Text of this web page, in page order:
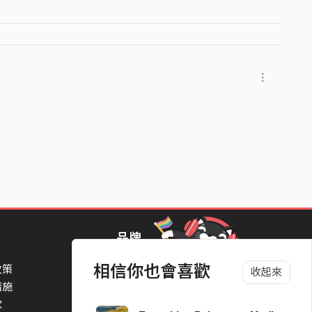
相信你也會喜歡 收起來
策
施
品牌
StreetVoice Awards 街聲音樂獎
Blow 吹音樂